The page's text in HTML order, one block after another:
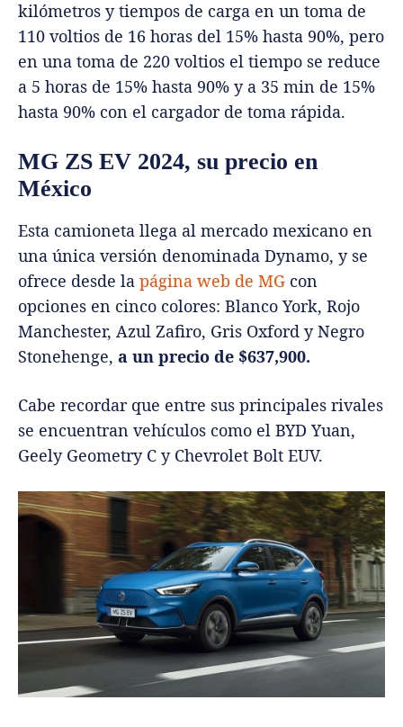
kilómetros y tiempos de carga en un toma de
110 voltios de 16 horas del 15% hasta 90%, pero
en una toma de 220 voltios el tiempo se reduce
a 5 horas de 15% hasta 90% y a 35 min de 15%
hasta 90% con el cargador de toma rápida.
MG ZS EV 2024, su precio en
México
Esta camioneta llega al mercado mexicano en
una única versión denominada Dynamo, y se
ofrece desde la página web de MG con
opciones en cinco colores: Blanco York, Rojo
Manchester, Azul Zafiro, Gris Oxford y Negro
Stonehenge, a un precio de $637,900.
Cabe recordar que entre sus principales rivales
se encuentran vehículos como el BYD Yuan,
Geely Geometry C y Chevrolet Bolt EUV.